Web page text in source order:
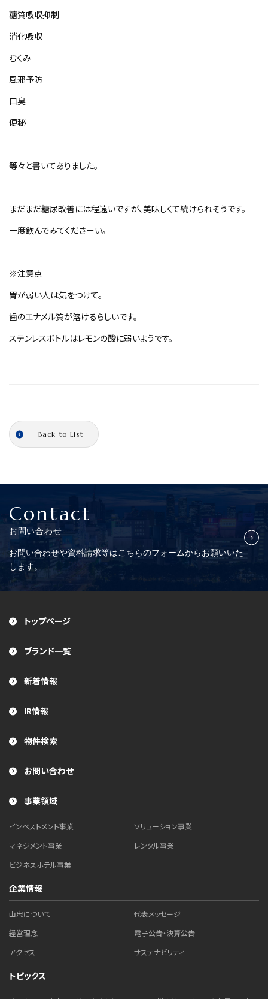
糖質吸収抑制
消化吸収
むくみ
風邪予防
口臭
便秘
等々と書いてありました。
まだまだ糖尿改善には程遠いですが、美味しくて続けられそうです。
一度飲んでみてくださーい。
※注意点
胃が弱い人は気をつけて。
歯のエナメル質が溶けるらしいです。
ステンレスボトルはレモンの酸に弱いようです。
Back to List
Contact
お問い合わせ
お問い合わせや資料請求等はこちらのフォームからお願いいた
します。
トップページ
ブランド一覧
新着情報
IR情報
物件検索
お問い合わせ
事業領域
インベストメント事業
ソリューション事業
マネジメント事業
レンタル事業
ビジネスホテル事業
企業情報
山忠について
代表メッセージ
経営理念
電子公告・決算公告
アクセス
サステナビリティ
トピックス